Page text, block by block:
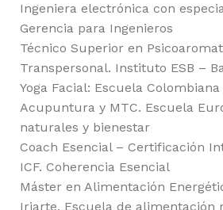
Ingeniera electrónica con
Gerencia para Ingenieros
Técnico Superior en
Transpersonal. Instituto ESB –
Yoga Facial: Escuela Colombiana
Acupuntura y MTC. Escuela
naturales y bienestar
Coach Esencial – Certificación
ICF. Coherencia Esencial
Máster en Alimentación
Iriarte, Escuela de alimentación